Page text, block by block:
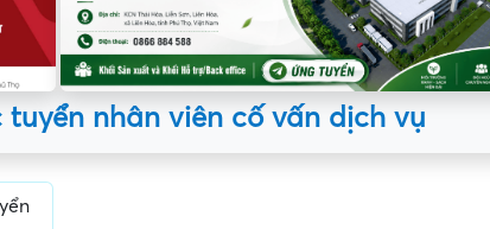
nhân viên cố vấn dịch vụ